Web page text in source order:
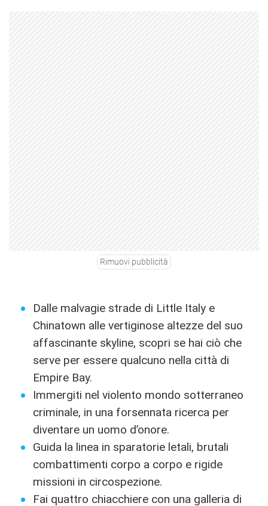
Rimuovi pubblicità
Dalle malvagie strade di Little Italy e
Chinatown alle vertiginose altezze del suo
affascinante skyline, scopri se hai ciò che
serve per essere qualcuno nella città di
Empire Bay.
Immergiti nel violento mondo sotterraneo
criminale, in una forsennata ricerca per
diventare un uomo d’onore.
Guida la linea in sparatorie letali, brutali
combattimenti corpo a corpo e rigide
missioni in circospezione.
Fai quattro chiacchiere con una galleria di